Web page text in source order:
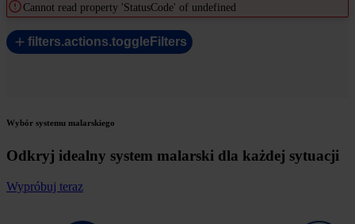
Cannot read property 'StatusCode' of undefined
filters.actions.toggleFilters
Wybór systemu malarskiego
Odkryj idealny system malarski dla każdej sytuacji
Wypróbuj teraz